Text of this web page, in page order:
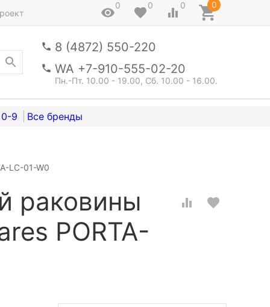
0 0 0 0
8 (4872) 550-220
WA +7-910-555-02-20
Пн.-Пт. 10.00 - 19.00, Сб. 10.00 - 16.00.
0-9
LC-01-W0
раковины
PORTA-